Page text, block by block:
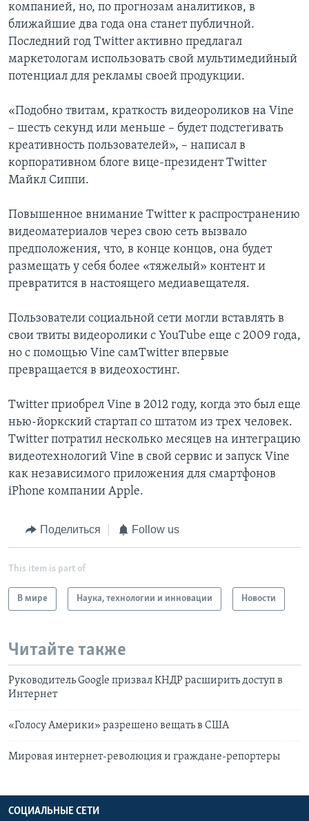
компанией, но, по прогнозам аналитиков, в
ближайшие два года она станет публичной.
Последний год Twitter активно предлагал
маркетологам использовать свой мультимедийный
потенциал для рекламы своей продукции.
«Подобно твитам, краткость видеороликов на Vine
– шесть секунд или меньше – будет подстегивать
креативность пользователей», – написал в
корпоративном блоге вице-президент Twitter
Майкл Сиппи.
Повышенное внимание Twitter к распространению
видеоматериалов через свою сеть вызвало
предположения, что, в конце концов, она будет
размещать у себя более «тяжелый» контент и
превратится в настоящего медиавещателя.
Пользователи социальной сети могли вставлять в
свои твиты видеоролики с YouTube еще с 2009 года,
но с помощью Vine самTwitter впервые
превращается в видеохостинг.
Twitter приобрел Vine в 2012 году, когда это был еще
нью-йоркский стартап со штатом из трех человек.
Twitter потратил несколько месяцев на интеграцию
видеотехнологий Vine в свой сервис и запуск Vine
как независимого приложения для смартфонов
iPhone компании Apple.
Поделиться Follow us
This item is part of
В мире Наука, технологии и инновации Новости
Читайте также
Руководитель Google призвал КНДР расширить доступ в
Интернет
«Голосу Америки» разрешено вещать в США
Мировая интернет-революция и граждане-репортеры
СОЦИАЛЬНЫЕ СЕТИ